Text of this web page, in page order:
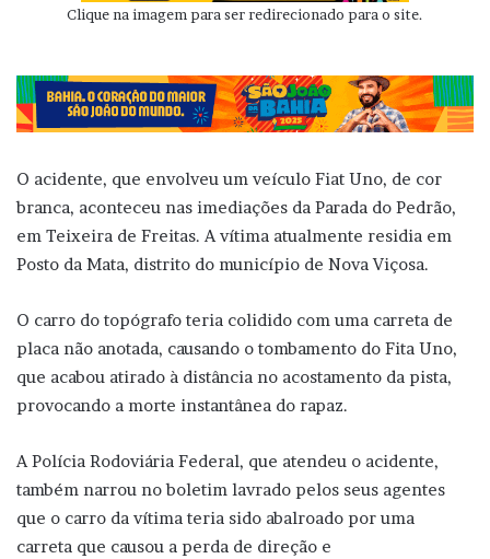
Clique na imagem para ser redirecionado para o site.
O acidente, que envolveu um veículo Fiat Uno, de cor
branca, aconteceu nas imediações da Parada do Pedrão,
em Teixeira de Freitas. A vítima atualmente residia em
Posto da Mata, distrito do município de Nova Viçosa.
O carro do topógrafo teria colidido com uma carreta de
placa não anotada, causando o tombamento do Fita Uno,
que acabou atirado à distância no acostamento da pista,
provocando a morte instantânea do rapaz.
A Polícia Rodoviária Federal, que atendeu o acidente,
também narrou no boletim lavrado pelos seus agentes
que o carro da vítima teria sido abalroado por uma
carreta que causou a perda de direção e